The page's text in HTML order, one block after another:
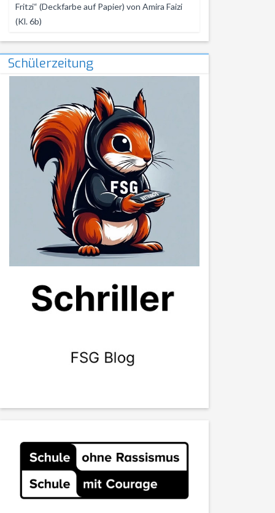
Fritzi“ (Deckfarbe auf Papier) von Amira Faizi
(Kl. 6b)
Schülerzeitung